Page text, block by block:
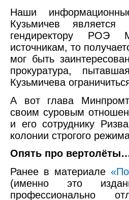
Наши
Кузьмичев
гендиректору РОЭ
источникам, то
мог быть
прокуратура,
Кузьмичева
А вот глава
своим суровым
и его сотруднику
колонии строгого
Опять про
Ранее в материале
(именно это
профессионально